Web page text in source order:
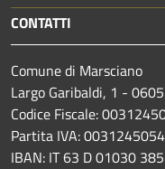
CONTATTI
Comune di Marsciano
Largo Garibaldi, 1 -
Codice Fiscale:
Partita IVA:
IBAN: IT 63 D 01030